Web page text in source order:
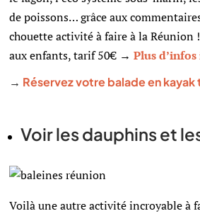
de poissons… grâce aux
chouette activité à faire à la Réunion
aux enfants, tarif 50€ →Plus
→ Réservez votre balade en
Voir les dauphins et
Voilà une autre activité incroyable à